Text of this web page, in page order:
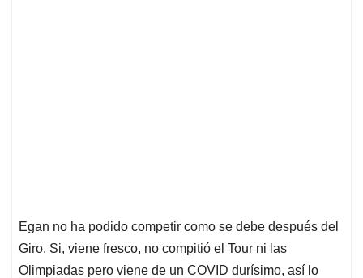
Egan no ha podido competir como se debe después del
Giro. Si, viene fresco, no compitió el Tour ni las
Olimpiadas pero viene de un COVID durísimo, así lo